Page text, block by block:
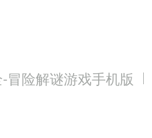
冒险解谜游戏手机版